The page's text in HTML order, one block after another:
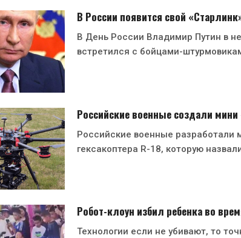
В России появится свой
В День России Владимир Путин в
встретился с бойцами-
Российские военные создали мини
Российские военные разработали
гексакоптера R-18, которую
Робот-клоун избил ребенка во
Технологии если не убивают, то